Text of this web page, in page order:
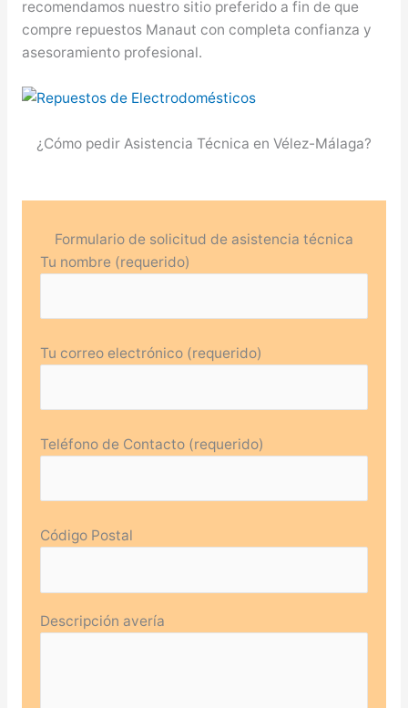
recomendamos nuestro sitio preferido a fin de que
compre repuestos Manaut con completa confianza y
asesoramiento profesional.
¿Cómo pedir Asistencia Técnica en Vélez-Málaga?
Formulario de solicitud de asistencia técnica
Tu nombre (requerido)
Tu correo electrónico (requerido)
Teléfono de Contacto (requerido)
Código Postal
Descripción avería